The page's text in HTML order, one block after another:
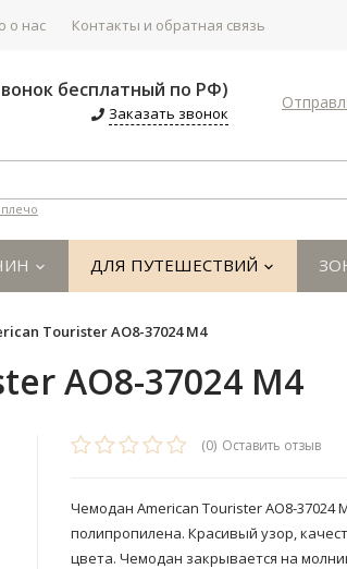
о нас Контакты и обратная связь
бесплатный по РФ)
Заказать звонок
ДЛЯ ПУТЕШЕСТВИЙ
Тourister AO8-37024 M4
AO8-37024 M4
(0) Оставить отзыв
Чемодан Аmerican Тourister AO8-37024
полипропилена. Красивый узор,
цвета. Чемодан закрывается на